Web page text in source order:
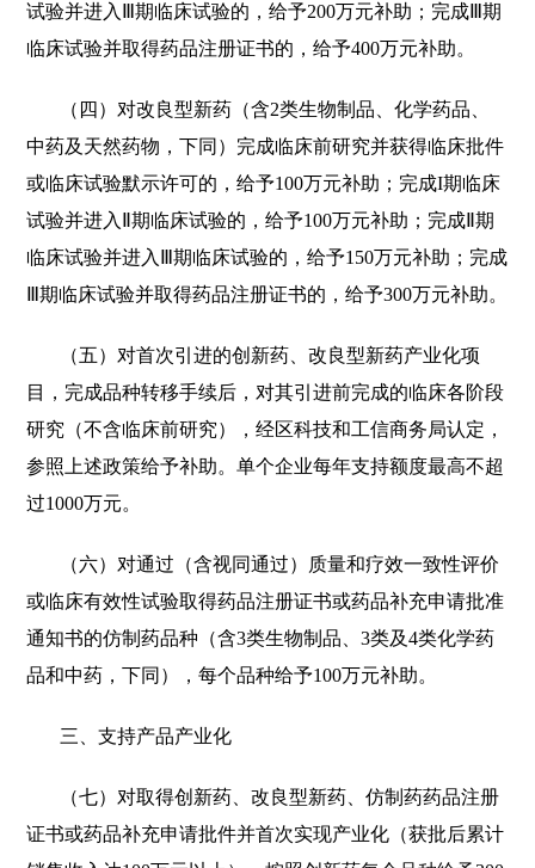
试验并进入Ⅲ期临床试验的，给予200万元补助；完成Ⅲ期
临床试验并取得药品注册证书的，给予400万元补助。
（四）对改良型新药（含2类生物制品、化学药品、
中药及天然药物，下同）完成临床前研究并获得临床批件
或临床试验默示许可的，给予100万元补助；完成I期临床
试验并进入Ⅱ期临床试验的，给予100万元补助；完成Ⅱ期
临床试验并进入Ⅲ期临床试验的，给予150万元补助；完成
Ⅲ期临床试验并取得药品注册证书的，给予300万元补助。
（五）对首次引进的创新药、改良型新药产业化项
目，完成品种转移手续后，对其引进前完成的临床各阶段
研究（不含临床前研究），经区科技和工信商务局认定，
参照上述政策给予补助。单个企业每年支持额度最高不超
过1000万元。
（六）对通过（含视同通过）质量和疗效一致性评价
或临床有效性试验取得药品注册证书或药品补充申请批准
通知书的仿制药品种（含3类生物制品、3类及4类化学药
品和中药，下同），每个品种给予100万元补助。
三、支持产品产业化
（七）对取得创新药、改良型新药、仿制药药品注册
证书或药品补充申请批件并首次实现产业化（获批后累计